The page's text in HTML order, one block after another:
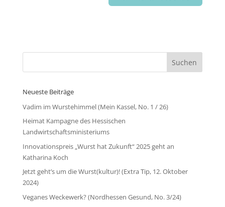
Neueste Beiträge
Vadim im Wurstehimmel (Mein Kassel, No. 1 / 26)
Heimat Kampagne des Hessischen
Landwirtschaftsministeriums
Innovationspreis „Wurst hat Zukunft“ 2025 geht an
Katharina Koch
Jetzt geht’s um die Wurst(kultur)! (Extra Tip, 12. Oktober
2024)
Veganes Weckewerk? (Nordhessen Gesund, No. 3/24)